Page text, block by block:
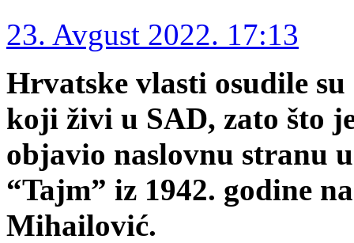
23. Avgust 2022. 17:13
Hrvatske vlasti osudile
koji živi u SAD, zato što
objavio naslovnu stranu
“Tajm” iz 1942. godine
Mihailović.